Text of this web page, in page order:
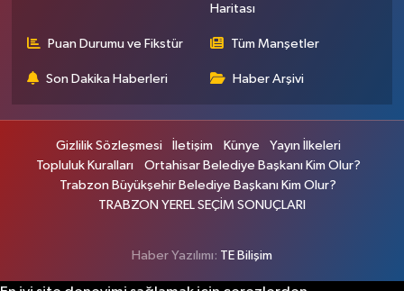
Haritası
Puan Durumu ve Fikstür Tüm Manşetler
Son Dakika Haberleri Haber Arşivi
Gizlilik Sözleşmesi İletişim Künye
Yayın İlkeleri
Topluluk Kuralları
Ortahisar Belediye Başkanı Kim Olur?
Trabzon Büyükşehir Belediye Başkanı Kim Olur?
TRABZON YEREL SEÇİM SONUÇLARI
Haber Yazılımı: TE Bilişim